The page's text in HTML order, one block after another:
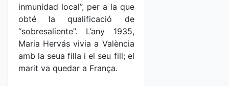
inmunidad local”, per a la que
obté la qualificació de
“sobresaliente”. L’any 1935,
Maria Hervás vivia a València
amb la seua filla i el seu fill; el
marit va quedar a França.